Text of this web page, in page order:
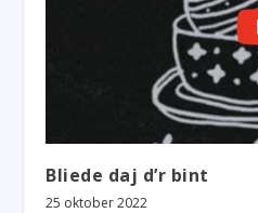
Bliede daj d’r bint
25 oktober 2022